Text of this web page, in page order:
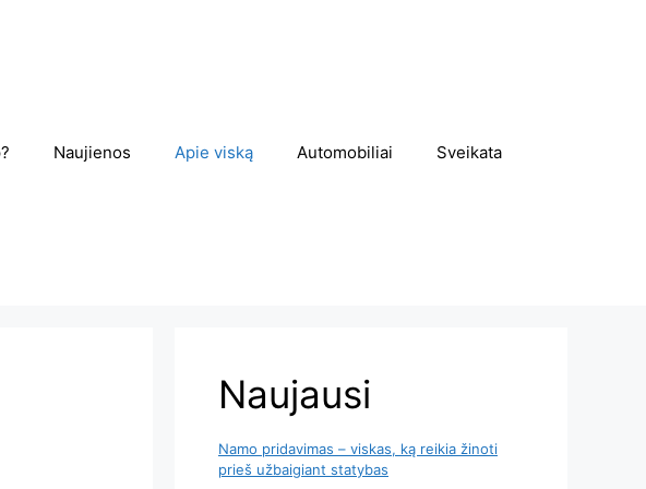
Naujienos Apie viską Automobiliai Sveikata
Naujausi
Namo pridavimas – viskas, ką reikia žinoti
prieš užbaigiant statybas